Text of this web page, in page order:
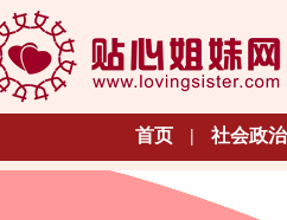
首页 | 社会政治